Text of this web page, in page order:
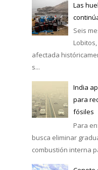
Las
Seis
afectada
s...
India
para
fósiles
Para
busca eliminar
combustión interna